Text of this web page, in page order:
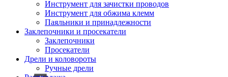
Инструмент для зачистки проводов
Инструмент для обжима клемм
Паяльники и принадлежности
Заклепочники и просекатели
Заклепочники
Просекатели
Дрели и коловороты
Ручные дрели